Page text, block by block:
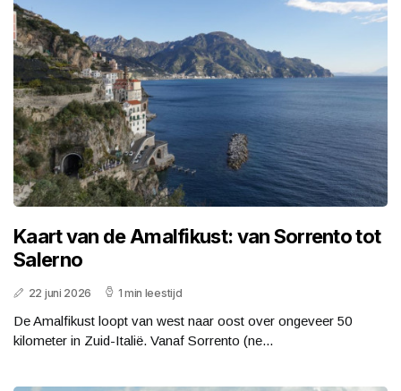
Kaart van de Amalfikust: van Sorrento tot
Salerno
22 juni 2026 1 min leestijd
De Amalfikust loopt van west naar oost over ongeveer 50
kilometer in Zuid-Italië. Vanaf Sorrento (ne...